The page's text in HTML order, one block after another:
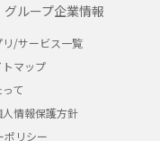
グループ企業情報
/サービス一覧
トマップ
て
人情報保護方針
ポリシー